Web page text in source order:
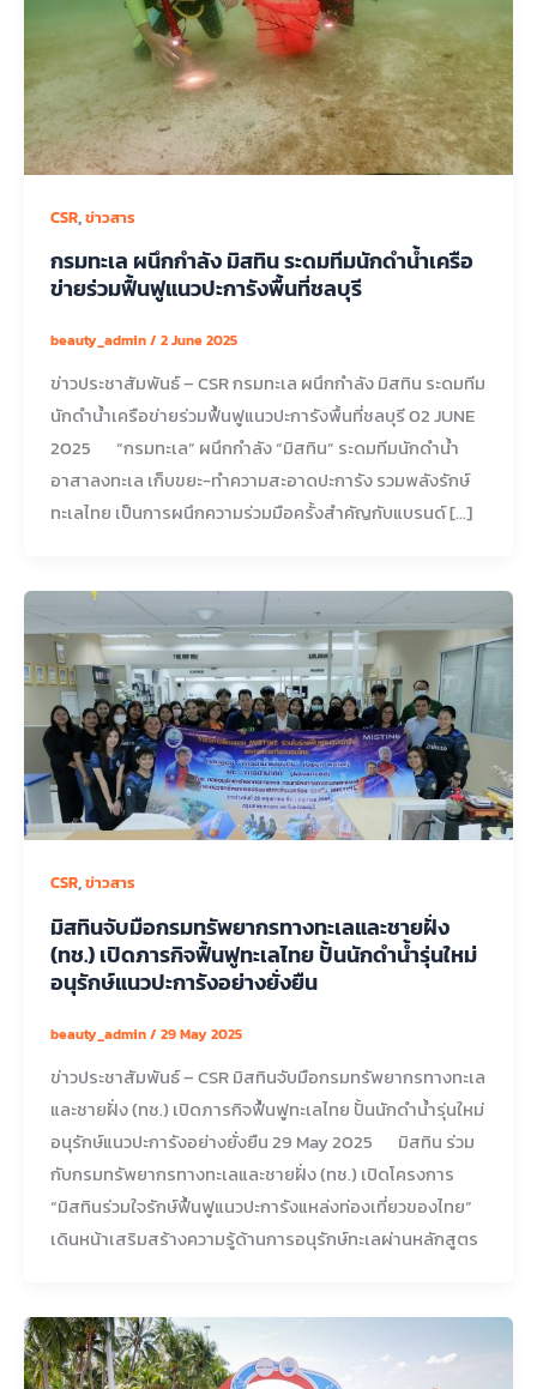
CSR,ข่าวสาร
กรมทะเล ผนึกกำลัง มิสทิน ระดมทีมนักดำน้ำเครือ
ข่ายร่วมฟื้นฟูแนวปะการังพื้นที่ชลบุรี
beauty_admin/ 2 June 2025
ข่าวประชาสัมพันธ์ – CSR กรมทะเล ผนึกกำลัง มิสทิน ระดมทีม
นักดำน้ำเครือข่ายร่วมฟื้นฟูแนวปะการังพื้นที่ชลบุรี 02 JUNE
2025 “กรมทะเล” ผนึกกำลัง “มิสทิน” ระดมทีมนักดำน้ำ
อาสาลงทะเล เก็บขยะ-ทำความสะอาดปะการัง รวมพลังรักษ์
ทะเลไทย เป็นการผนึกความร่วมมือครั้งสำคัญกับแบรนด์ […]
CSR,ข่าวสาร
มิสทินจับมือกรมทรัพยากรทางทะเลและชายฝั่ง
(ทช.) เปิดภารกิจฟื้นฟูทะเลไทย ปั้นนักดำน้ำรุ่นใหม่
อนุรักษ์แนวปะการังอย่างยั่งยืน
beauty_admin/ 29 May 2025
ข่าวประชาสัมพันธ์ – CSR มิสทินจับมือกรมทรัพยากรทางทะเล
และชายฝั่ง (ทช.) เปิดภารกิจฟื้นฟูทะเลไทย ปั้นนักดำน้ำรุ่นใหม่
อนุรักษ์แนวปะการังอย่างยั่งยืน 29 May 2025 มิสทิน ร่วม
กับกรมทรัพยากรทางทะเลและชายฝั่ง (ทช.) เปิดโครงการ
“มิสทินร่วมใจรักษ์ฟื้นฟูแนวปะการังแหล่งท่องเที่ยวของไทย”
เดินหน้าเสริมสร้างความรู้ด้านการอนุรักษ์ทะเลผ่านหลักสูตร